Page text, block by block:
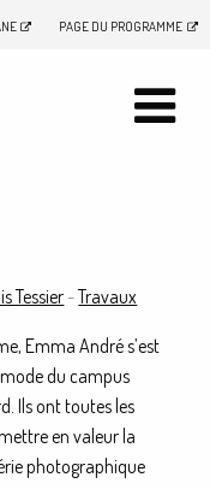
PAGE DU PROGRAMME
Tessier-Travaux
Emma André s’est
du campus
Ils ont toutes les
en valeur la
photographique